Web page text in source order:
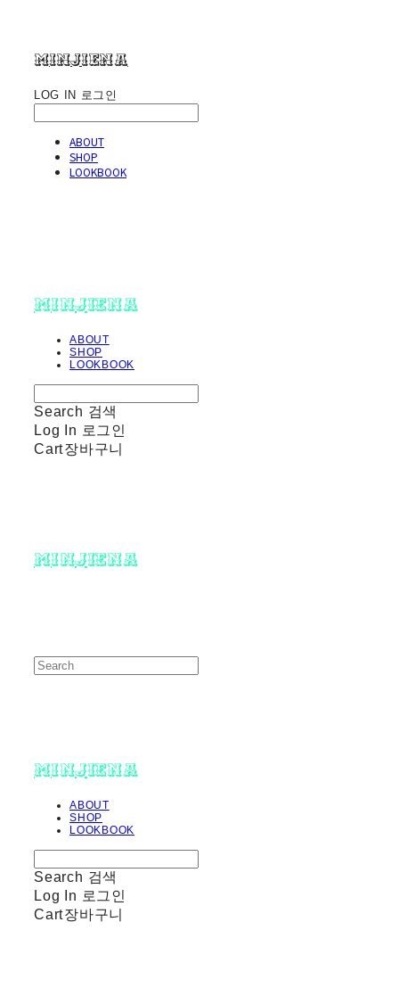
minjiena
LOG IN 로그인
ABOUT
SHOP
LOOKBOOK
minjiena
ABOUT
SHOP
LOOKBOOK
Search 검색
Log In 로그인
Cart장바구니
minjiena
minjiena
ABOUT
SHOP
LOOKBOOK
Search 검색
Log In 로그인
Cart장바구니